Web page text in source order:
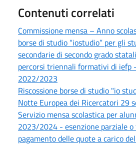
Contenuti correlati
Commissione mensa – Anno
borse di studio “iostudio” per gli
secondarie di secondo grado
percorsi triennali formativi di iefp
2022/2023
Riscossione borse di studio "io
Notte Europea dei Ricercatori 29
Servizio mensa scolastica per
2023/2024 - esenzione parziale
pagamento delle quote a carico